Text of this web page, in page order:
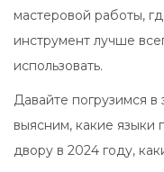
мастеровой работы,
инструмент лучше
использовать.
Давайте погрузимся в
выясним, какие языки
двору в 2024 году,